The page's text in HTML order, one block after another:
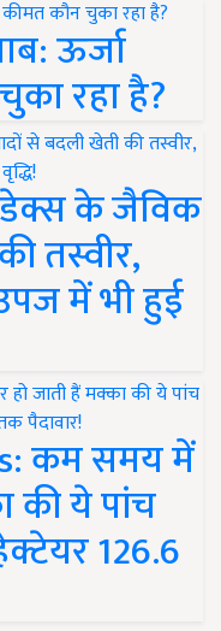
ऊर्जा
रहा है?
के जैविक
तस्वीर,
में भी हुई
कम समय में
की ये पांच
126.6